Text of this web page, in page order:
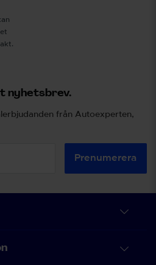
nyhetsbrev.
från Autoexperten,
Prenumerera